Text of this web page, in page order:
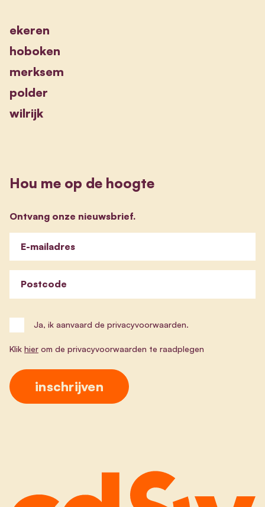
ekeren
hoboken
merksem
polder
wilrijk
Hou me op de hoogte
Ontvang onze nieuwsbrief.
E-mailadres
Postcode
Ja, ik aanvaard de privacyvoorwaarden.
Klik hier om de privacyvoorwaarden te raadplegen